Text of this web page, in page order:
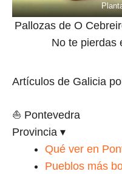
Pallozas de O
No te pierdas
Artículos de Galicia
⛵ Pontevedra
Provincia ▾
Qué ver en
Pueblos más